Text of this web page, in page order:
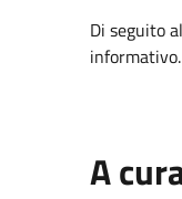
Di seguito
informativo.
A